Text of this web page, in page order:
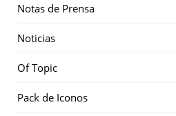
Notas de Prensa
Noticias
Of Topic
Pack de Iconos